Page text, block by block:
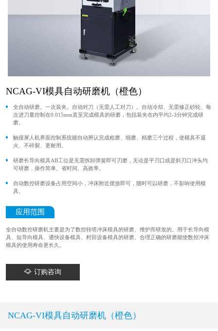
NCAG-VI模具自动研磨机（橙色）
全自动研磨。一次装夹。自动对刀（无需人工对刀）。自动冷却、无需修正砂轮、每
次进刀量控制在0.015mm直至完成模具的研磨，包括装夹在内平均2-3分钟完成研
磨。
触摸屏人机界面控制系统能自动辨认完成粗磨、细磨、精磨三个过程，使模具不退
火、不碎裂、更耐用。
研磨长导向模具AB工位是无需拆卸弹簧即可刃磨，无论是平刃口或是斜刃口冲头均
可研磨，操作简单、省时间、高效率。
自动数控研磨设备占用空间小，冲床附近摆放即可，随时可以研磨，不影响使用模
具。
应用范围
全自动数控研磨机主要是为了数控转塔冲床模具的研磨、维护而研发的。用于长导向模
具、短导向模具、通快设备模具、村田设备模具的研磨。合理正确的研磨能使数控冲床
模具的使用寿命更长久。
订购咨询
NCAG-VI模具自动研磨机（橙色）